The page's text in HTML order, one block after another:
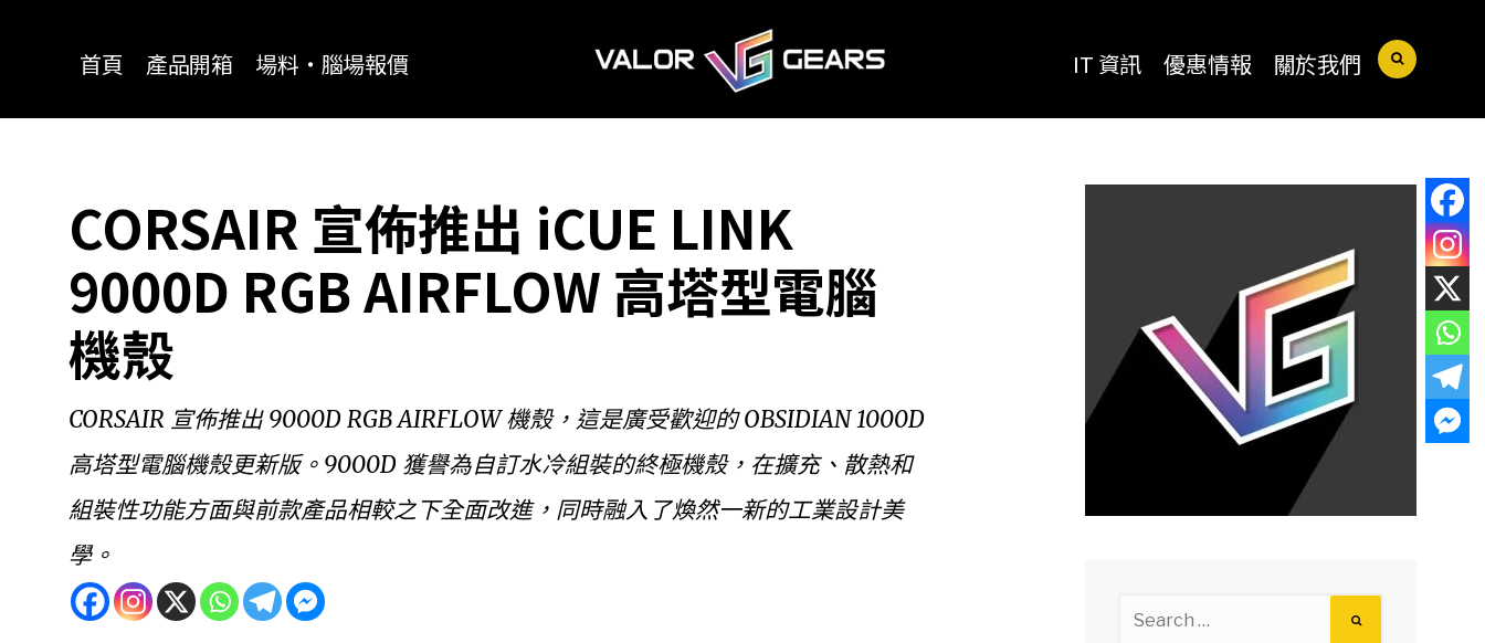
首頁 產品開箱 場料‧腦場報價 IT 資訊 優惠情報 關於我們
CORSAIR 宣佈推出 iCUE LINK
9000D RGB AIRFLOW 高塔型電腦
機殼
CORSAIR 宣佈推出 9000D RGB AIRFLOW 機殼，這是廣受歡迎的 OBSIDIAN 1000D
高塔型電腦機殼更新版。9000D 獲譽為自訂水冷組裝的終極機殼，在擴充、散熱和
組裝性功能方面與前款產品相較之下全面改進，同時融入了煥然一新的工業設計美
學。